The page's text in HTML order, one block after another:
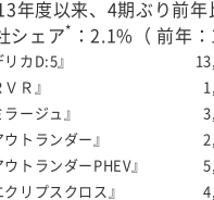
年度以来、4期ぶり前年
シェア* ：2.1%（ 前年
リカD:5』
ＶＲ』
ラージュ』
ウトランダー』
ウトランダーPHEV』
クリプスクロス』